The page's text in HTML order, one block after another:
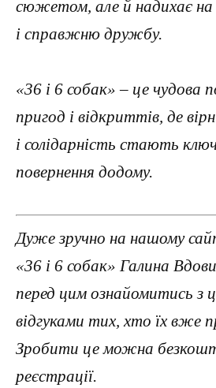
сюжетом, але й надихає на
і справжню дружбу.
«36 і 6 собак» – це чудова
пригод і відкриттів, де
і солідарність стають
повернення додому.
Дуже зручно на нашому
«36 і 6 собак» Галина
перед цим ознайомитись
відгуками тих, хто їх вже
Зробити це можна
реєстрації.